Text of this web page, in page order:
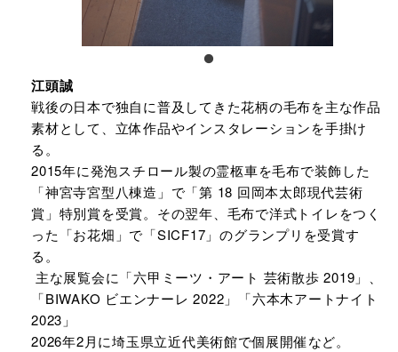
江頭誠
戦後の日本で独自に普及してきた花柄の毛布を主な作品
素材として、立体作品やインスタレーションを手掛け
る。
2015年に発泡スチロール製の霊柩車を毛布で装飾した
「神宮寺宮型八棟造」で「第 18 回岡本太郎現代芸術
賞」特別賞を受賞。その翌年、毛布で洋式トイレをつく
った「お花畑」で「SICF17」のグランプリを受賞す
る。
主な展覧会に「六甲ミーツ・アート 芸術散歩 2019」、
「BIWAKO ビエンナーレ 2022」「六本木アートナイト
2023」
2026年2月に埼玉県立近代美術館で個展開催など。